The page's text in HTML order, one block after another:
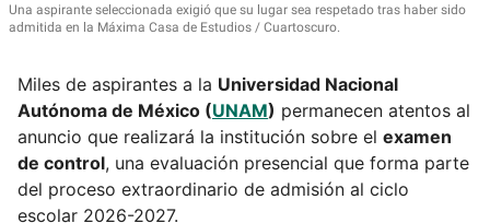
Una aspirante seleccionada exigió que su lugar sea respetado tras haber sido
admitida en la Máxima Casa de Estudios
Cuartoscuro.
Miles de aspirantes a la Universidad Nacional
Autónoma de México (UNAM) permanecen atentos al
anuncio que realizará la institución sobre el examen
de control, una evaluación presencial que forma parte
del proceso extraordinario de admisión al ciclo
escolar 2026-2027.